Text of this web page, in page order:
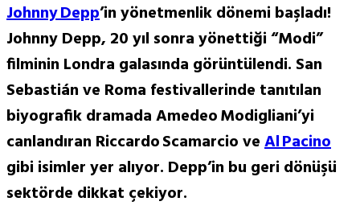
Johnny Depp’in yönetmenlik dönemi başladı!
Johnny Depp, 20 yıl sonra yönettiği “Modi”
filminin Londra galasında görüntülendi. San
Sebastián ve Roma festivallerinde tanıtılan
biyografik dramada Amedeo Modigliani’yi
canlandıran Riccardo Scamarcio veAl Pacino
gibi isimler yer alıyor. Depp’in bu geri dönüşü
sektörde dikkat çekiyor.